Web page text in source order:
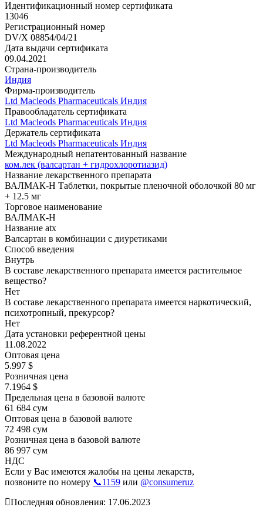
Идентификационный номер сертификата
13046
Регистрационный номер
DV/X 08854/04/21
Дата выдачи сертификата
09.04.2021
Страна-производитель
Индия
Фирма-производитель
Ltd Macleods Pharmaceuticals Индия
Правообладатель сертификата
Ltd Macleods Pharmaceuticals Индия
Держатель сертификата
Ltd Macleods Pharmaceuticals Индия
Международный непатентованный название
ком.лек (валсартан + гидрохлоротиазид)
Название лекарственного препарата
ВАЛМАК-Н Таблетки, покрытые пленочной оболочкой 80 мг
+ 12.5 мг
Торговое наименование
ВАЛМАК-Н
Название atx
Валсартан в комбинации с диуретиками
Способ введения
Внутрь
В составе лекарственного препарата имеется растительное
вещество?
Нет
В составе лекарственного препарата имеется наркотический,
психотропный, прекурсор?
Нет
Дата установки референтной цены
11.08.2022
Оптовая цена
5.997 $
Розничная цена
7.1964 $
Предельная цена в базовой валюте
61 684 сум
Оптовая цена в базовой валюте
72 498 сум
Розничная цена в базовой валюте
86 997 сум
НДС
Если у Вас имеются жалобы на цены лекарств,
позвоните по номеру 📞1159 или @consumeruz
Последняя обновления: 17.06.2023